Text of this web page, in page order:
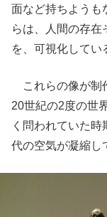
面など持ちようも
らは、人間の存在
を、可視化してい
これらの像が制
20世紀の2度の世
く問われていた
代の空気が凝縮し